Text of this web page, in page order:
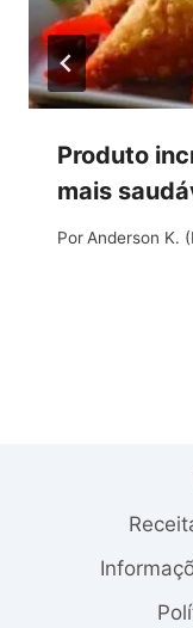
Produto
mais
Por Anderson K.